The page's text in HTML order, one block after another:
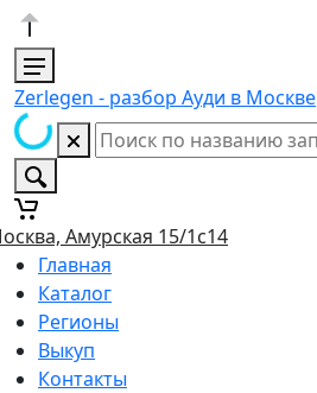
Zerlegen - разбор Ауди в Москве
Амурская 15/1с14
Главная
Каталог
Регионы
Выкуп
Контакты